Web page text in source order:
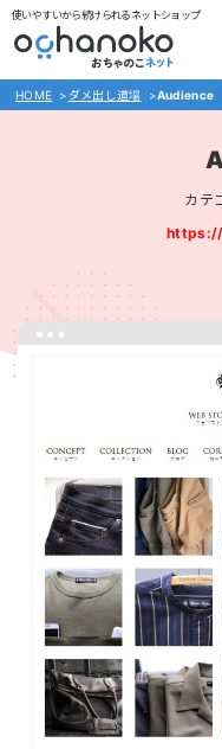
使いやすいから続けられるネットショップ
HOME > ダメ出し道場 >Audience
カテ